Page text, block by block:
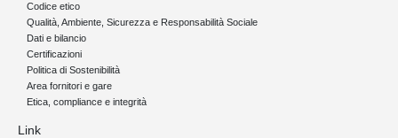
Codice etico
Qualità, Ambiente, Sicurezza e Responsabilità Sociale
Dati e bilancio
Certificazioni
Politica di Sostenibilità
Area fornitori e gare
Etica, compliance e integrità
Link